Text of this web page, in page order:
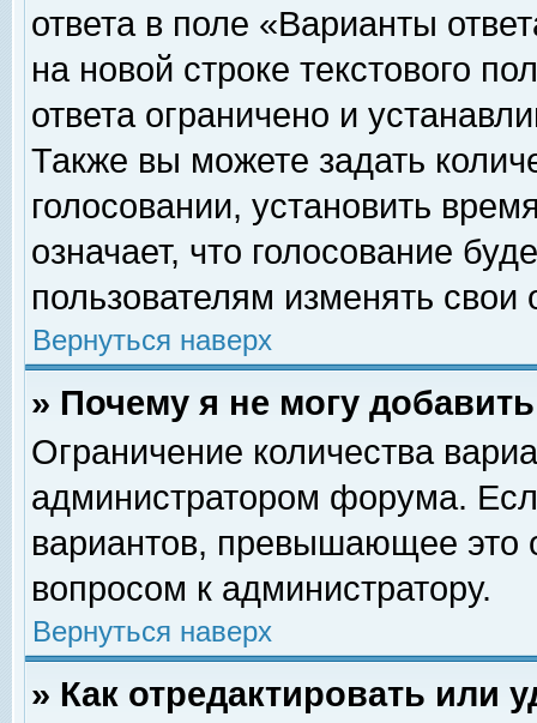
ответа в поле «Варианты
на новой строке текстового
ответа ограничено и
Также вы можете задать
голосовании, установить
означает, что голосование
пользователям изменять свои
Вернуться наверх
» Почему я не могу
Ограничение количества
администратором форума.
вариантов, превышающее это
вопросом к администратору.
Вернуться наверх
» Как отредактировать или